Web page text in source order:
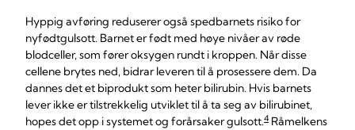
Hyppig avføring reduserer også spedbarnets risiko for
nyfødtgulsott. Barnet er født med høye nivåer av røde
blodceller, som fører oksygen rundt i kroppen. Når disse
cellene brytes ned, bidrar leveren til å prosessere dem. Da
dannes det et biprodukt som heter bilirubin. Hvis barnets
lever ikke er tilstrekkelig utviklet til å ta seg av bilirubinet,
hopes det opp i systemet og forårsaker gulsott.4 Råmelkens